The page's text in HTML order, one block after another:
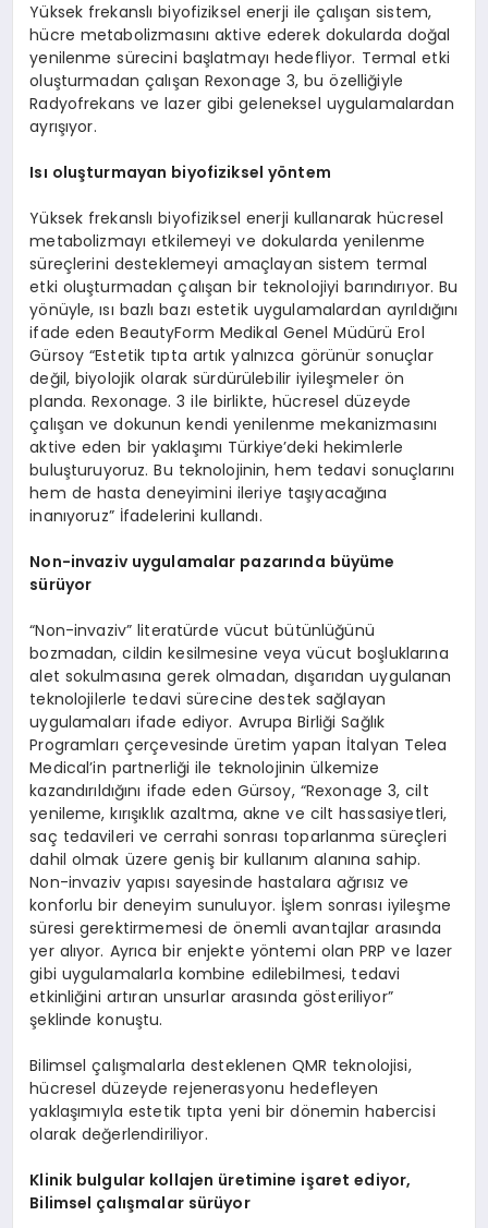
Yüksek frekanslı biyofiziksel enerji ile çalışan sistem,
hücre metabolizmasını aktive ederek dokularda doğal
yenilenme sürecini başlatmayı hedefliyor. Termal etki
oluşturmadan çalışan Rexonage 3, bu özelliğiyle
Radyofrekans ve lazer gibi geleneksel uygulamalardan
ayrışıyor.
Isı oluşturmayan biyofiziksel yöntem
Yüksek frekanslı biyofiziksel enerji kullanarak hücresel
metabolizmayı etkilemeyi ve dokularda yenilenme
süreçlerini desteklemeyi amaçlayan sistem termal
etki oluşturmadan çalışan bir teknolojiyi barındırıyor. Bu
yönüyle, ısı bazlı bazı estetik uygulamalardan ayrıldığını
ifade eden BeautyForm Medikal Genel Müdürü Erol
Gürsoy “Estetik tıpta artık yalnızca görünür sonuçlar
değil, biyolojik olarak sürdürülebilir iyileşmeler ön
planda. Rexonage. 3 ile birlikte, hücresel düzeyde
çalışan ve dokunun kendi yenilenme mekanizmasını
aktive eden bir yaklaşımı Türkiye’deki hekimlerle
buluşturuyoruz. Bu teknolojinin, hem tedavi sonuçlarını
hem de hasta deneyimini ileriye taşıyacağına
inanıyoruz” İfadelerini kullandı.
Non-invaziv uygulamalar pazarında büyüme
sürüyor
“Non-invaziv” literatürde vücut bütünlüğünü
bozmadan, cildin kesilmesine veya vücut boşluklarına
alet sokulmasına gerek olmadan, dışarıdan uygulanan
teknolojilerle tedavi sürecine destek sağlayan
uygulamaları ifade ediyor. Avrupa Birliği Sağlık
Programları çerçevesinde üretim yapan İtalyan Telea
Medical’in partnerliği ile teknolojinin ülkemize
kazandırıldığını ifade eden Gürsoy, “Rexonage 3, cilt
yenileme, kırışıklık azaltma, akne ve cilt hassasiyetleri,
saç tedavileri ve cerrahi sonrası toparlanma süreçleri
dahil olmak üzere geniş bir kullanım alanına sahip.
Non-invaziv yapısı sayesinde hastalara ağrısız ve
konforlu bir deneyim sunuluyor. İşlem sonrası iyileşme
süresi gerektirmemesi de önemli avantajlar arasında
yer alıyor. Ayrıca bir enjekte yöntemi olan PRP ve lazer
gibi uygulamalarla kombine edilebilmesi, tedavi
etkinliğini artıran unsurlar arasında gösteriliyor”
şeklinde konuştu.
Bilimsel çalışmalarla desteklenen QMR teknolojisi,
hücresel düzeyde rejenerasyonu hedefleyen
yaklaşımıyla estetik tıpta yeni bir dönemin habercisi
olarak değerlendiriliyor.
Klinik bulgular kollajen üretimine işaret ediyor,
Bilimsel çalışmalar sürüyor